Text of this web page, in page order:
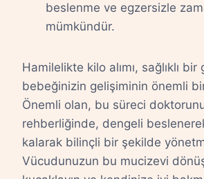
beslenme ve egzersizle
mümkündür.
Hamilelikte kilo alımı, sağlıklı
bebeğinizin gelişiminin önemli
Önemli olan, bu süreci
rehberliğinde, dengeli
kalarak bilinçli bir şekilde
Vücudunuzun bu mucizevi